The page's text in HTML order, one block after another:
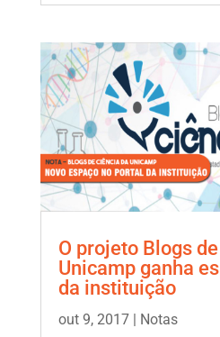
O projeto Blogs
Unicamp ganha
da instituição
out 9, 2017| Notas